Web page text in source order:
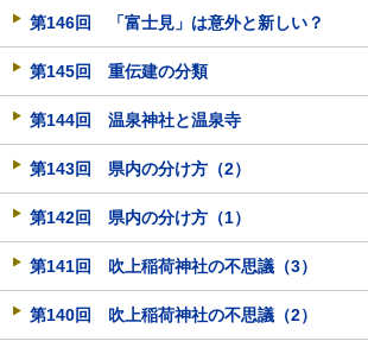
第146回 「富士見」は意外と新しい？
第145回 重伝建の分類
第144回 温泉神社と温泉寺
第143回 県内の分け方（2）
第142回 県内の分け方（1）
第141回 吹上稲荷神社の不思議（3）
第140回 吹上稲荷神社の不思議（2）